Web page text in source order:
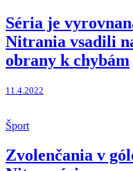
Séria je
Nitrania vsadili
obrany k chybám
11.4.2022
Šport
Zvolenčania v